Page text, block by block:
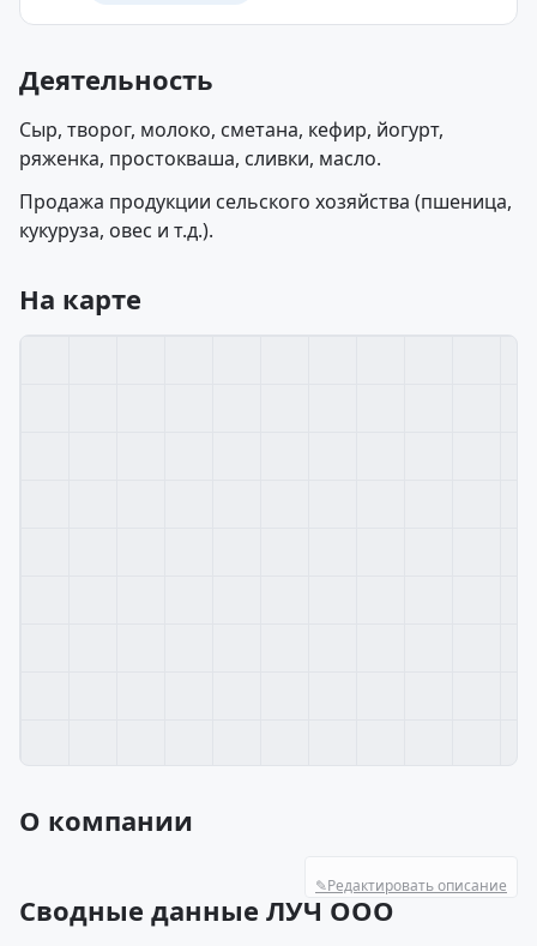
Деятельность
Сыр, творог, молоко, сметана, кефир, йогурт,
ряженка, простокваша, сливки, масло.
Продажа продукции сельского хозяйства (пшеница,
кукуруза, овес и т.д.).
На карте
О компании
✎Редактировать описание
Сводные данные ЛУЧ ООО